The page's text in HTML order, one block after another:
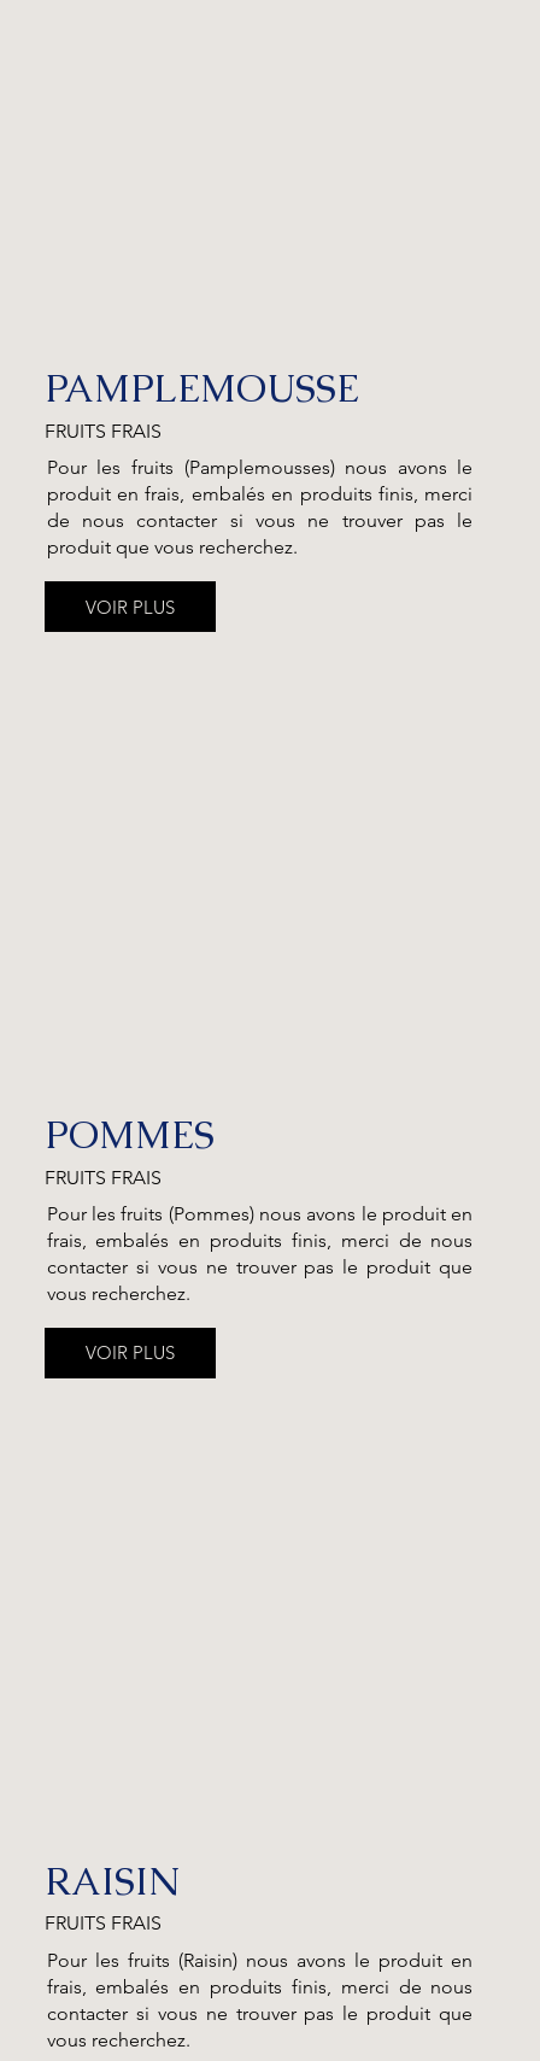
PAMPLEMOUSSE
FRUITS FRAIS
Pour les fruits (Pamplemousses) nous avons le
produit en frais, embalés en produits finis, merci
de nous contacter si vous ne trouver pas le
produit que vous recherchez.
VOIR PLUS
POMMES
FRUITS FRAIS
Pour les fruits (Pommes) nous avons le produit en
frais, embalés en produits finis, merci de nous
contacter si vous ne trouver pas le produit que
vous recherchez.
VOIR PLUS
RAISIN
FRUITS FRAIS
Pour les fruits (Raisin) nous avons le produit en
frais, embalés en produits finis, merci de nous
contacter si vous ne trouver pas le produit que
vous recherchez.